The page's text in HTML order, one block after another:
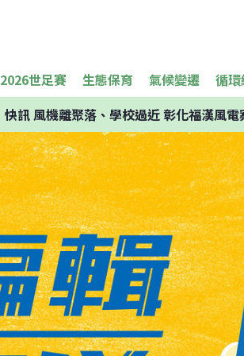
2026世足賽 生態保育 氣候變遷 循
快訊風機離聚落、學校過近 彰化福漢風